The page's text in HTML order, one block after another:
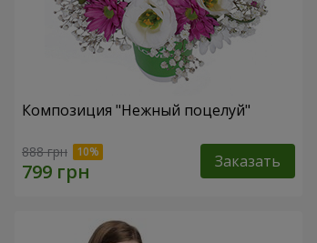
Композиция "Нежный поцелуй"
888 грн Заказать